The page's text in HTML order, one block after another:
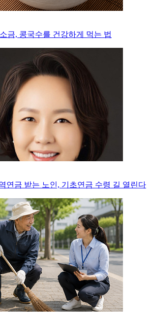
금, 콩국수를 건강하게 먹는 법
연금 받는 노인, 기초연금 수령 길 열린다